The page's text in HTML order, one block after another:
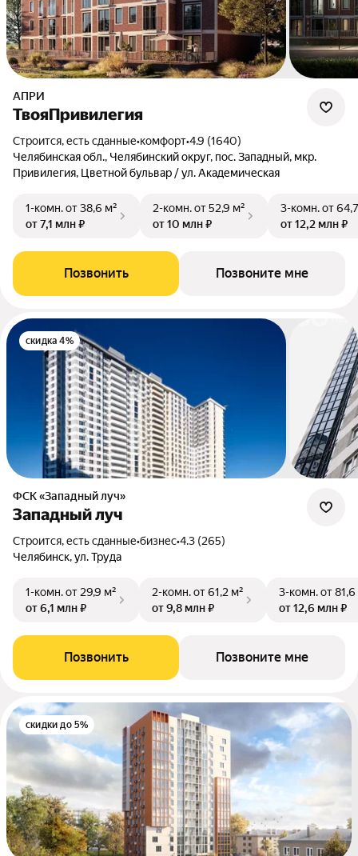
АПРИ
ТвояПривилегия
Строится, есть сданные•комфорт•4.9 (1640)
Челябинская обл., Челябинский округ, пос. Западный, мкр.
Привилегия, Цветной бульвар / ул. Академическая
1-комн.от 38,6 м²
от 7,1 млн ₽
2-комн.от 52,9 м²
от 10 млн ₽
3-комн.от
от 12,2 млн ₽
Позвонить Позвоните мне
скидка 4%
ФСК «Западный луч»
Западный луч
Строится, есть сданные•бизнес•4.3 (265)
Челябинск, ул. Труда
1-комн.от 29,9 м²
от 6,1 млн ₽
2-комн.от 61,2 м²
от 9,8 млн ₽
3-комн.от
от 12,6 млн ₽
Позвонить Позвоните мне
скидки до 5%